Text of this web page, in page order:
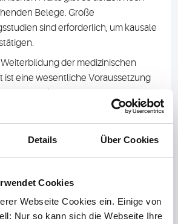
Details Über Cookies
Cookies
Webseite Cookies ein. Einige von
Nur so kann sich die Webseite Ihre
Belege. Große
sind erforderlich, um kausale
der medizinischen
ist eine wesentliche Voraussetzung
speziell für die Interpretation der
Patientenberatung.
Kommission spielt die
eine bedeutende Rolle. Bis 2030